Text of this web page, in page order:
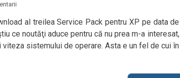
al treilea Service Pack pentru XP pe data de
ce noutăţi aduce pentru că nu prea m-a interesat,
sistemului de operare. Asta e un fel de cui în